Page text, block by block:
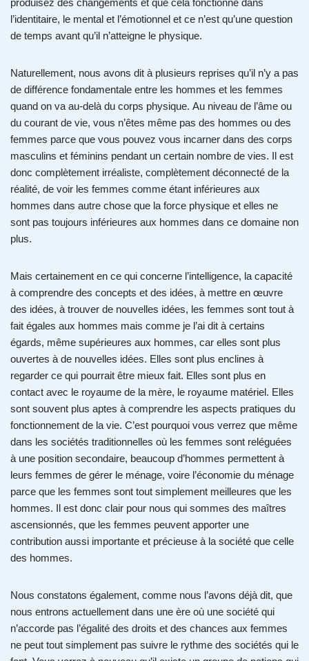
produisez des changements et que cela fonctionne dans
l’identitaire, le mental et l’émotionnel et ce n’est qu’une question
de temps avant qu’il n’atteigne le physique.
Naturellement, nous avons dit à plusieurs reprises qu’il n’y a pas
de différence fondamentale entre les hommes et les femmes
quand on va au-delà du corps physique. Au niveau de l’âme ou
du courant de vie, vous n’êtes même pas des hommes ou des
femmes parce que vous pouvez vous incarner dans des corps
masculins et féminins pendant un certain nombre de vies. Il est
donc complètement irréaliste, complètement déconnecté de la
réalité, de voir les femmes comme étant inférieures aux
hommes dans autre chose que la force physique et elles ne
sont pas toujours inférieures aux hommes dans ce domaine non
plus.
Mais certainement en ce qui concerne l’intelligence, la capacité
à comprendre des concepts et des idées, à mettre en œuvre
des idées, à trouver de nouvelles idées, les femmes sont tout à
fait égales aux hommes mais comme je l’ai dit à certains
égards, même supérieures aux hommes, car elles sont plus
ouvertes à de nouvelles idées. Elles sont plus enclines à
regarder ce qui pourrait être mieux fait. Elles sont plus en
contact avec le royaume de la mère, le royaume matériel. Elles
sont souvent plus aptes à comprendre les aspects pratiques du
fonctionnement de la vie. C’est pourquoi vous verrez que même
dans les sociétés traditionnelles où les femmes sont reléguées
à une position secondaire, beaucoup d’hommes permettent à
leurs femmes de gérer le ménage, voire l’économie du ménage
parce que les femmes sont tout simplement meilleures que les
hommes. Il est donc clair pour nous qui sommes des maîtres
ascensionnés, que les femmes peuvent apporter une
contribution aussi importante et précieuse à la société que celle
des hommes.
Nous constatons également, comme nous l’avons déjà dit, que
nous entrons actuellement dans une ère où une société qui
n’accorde pas l’égalité des droits et des chances aux femmes
ne peut tout simplement pas suivre le rythme des sociétés qui le